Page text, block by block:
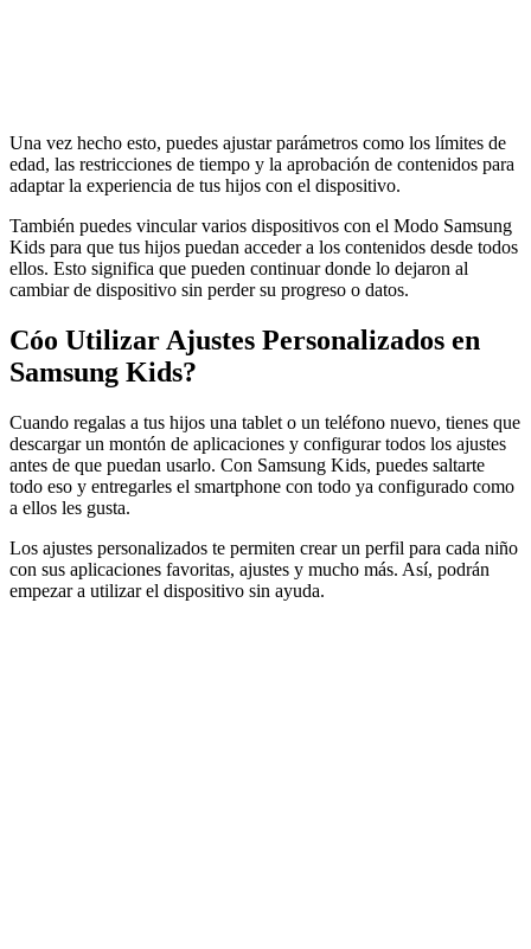
Una vez hecho esto, puedes ajustar parámetros como los límites de
edad, las restricciones de tiempo y la aprobación de contenidos para
adaptar la experiencia de tus hijos con el dispositivo.
También puedes vincular varios dispositivos con el Modo Samsung
Kids para que tus hijos puedan acceder a los contenidos desde todos
ellos. Esto significa que pueden continuar donde lo dejaron al
cambiar de dispositivo sin perder su progreso o datos.
Cóo Utilizar Ajustes Personalizados en
Samsung Kids?
Cuando regalas a tus hijos una tablet o un teléfono nuevo, tienes que
descargar un montón de aplicaciones y configurar todos los ajustes
antes de que puedan usarlo. Con Samsung Kids, puedes saltarte
todo eso y entregarles el smartphone con todo ya configurado como
a ellos les gusta.
Los ajustes personalizados te permiten crear un perfil para cada niño
con sus aplicaciones favoritas, ajustes y mucho más. Así, podrán
empezar a utilizar el dispositivo sin ayuda.